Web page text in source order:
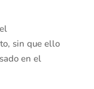
sin que ello
en el